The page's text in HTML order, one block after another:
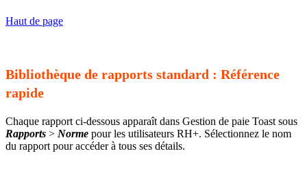
Haut de page
Bibliothèque de rapports standard : Référence
rapide
Chaque rapport ci-dessous apparaît dans Gestion de paie Toast sous
Rapports > Norme pour les utilisateurs RH+. Sélectionnez le nom
du rapport pour accéder à tous ses détails.